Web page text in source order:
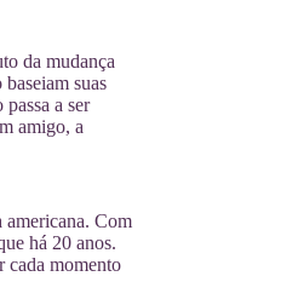
da mudança
suas
a ser
amigo, a
americana. Com
há 20 anos.
cada momento